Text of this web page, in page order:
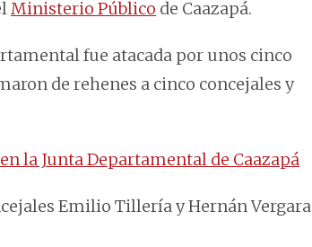
Ministerio Público de Caazapá.
fue atacada por unos cinco
de rehenes a cinco concejales y
la Junta Departamental de Caazapá
Emilio Tillería y Hernán Vergara